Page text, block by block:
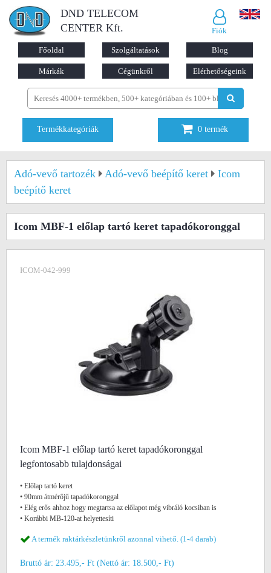
DND TELECOM
CENTER Kft.
Fiók
Főoldal Szolgáltatások Blog
Márkák Cégünkről Elérhetőségeink
Termékkategóriák 0 termék
Adó-vevő tartozék Adó-vevő beépítő keret
Icom
beépítő keret
Icom MBF-1 előlap tartó keret tapadókoronggal
ICOM-042-999
Icom MBF-1 előlap tartó keret tapadókoronggal
legfontosabb tulajdonságai
• Előlap tartó keret
• 90mm átmérőjű tapadókoronggal
• Elég erős ahhoz hogy megtartsa az előlapot még vibráló kocsiban is
• Korábbi MB-120-at helyettesíti
A termék raktárkészletünkről azonnal vihető. (1-4 darab)
Bruttó ár: 23.495,- Ft (Nettó ár: 18.500,- Ft)